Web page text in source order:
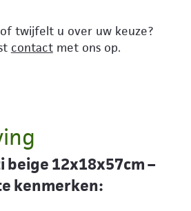
twijfelt u over uw keuze?
contactmet ons op.
beige 12x18x57cm –
kenmerken: